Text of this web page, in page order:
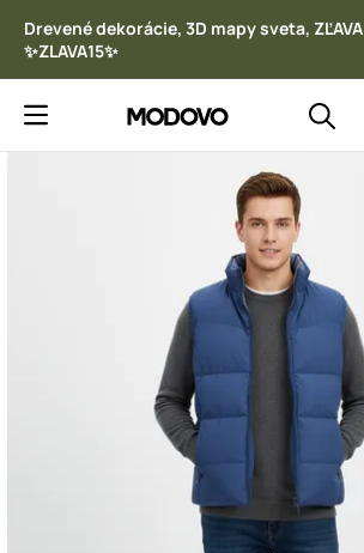
Drevené dekorácie, 3D mapy sveta,
✨ZLAVA15✨